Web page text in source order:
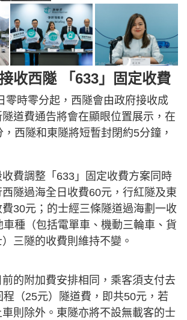
收西隧 「633」固定收費
零時零分起，西隧會由政府接收成
道費通告將會在顯眼位置展示，在
西隧和東隧將短暫封閉約5分鐘，
費調整「633」固定收費方案同時
隧過海全日收費60元，行紅隧及東
30元；的士經三條隧道過海劃一收
車種（包括電單車、機動三輪車、貨
三隧的收費則維持不變。
的附加費安排相同，乘客須支付去
（25元）隧道費，即共50元，若
則除外。東隧亦將不設無載客的士